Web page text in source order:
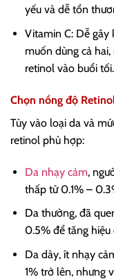
yếu và dễ tổn
Vitamin C: Dễ gây
muốn dùng cả
retinol vào buổi tối.
Chọn nồng độ
Tùy vào loại da và
retinol phù hợp:
Da nhạy cảm,
thấp từ 0.1% –
Da thường, đã
0.5% để tăng hiệu
Da dày, ít nhạy
1% trở lên, nhưng